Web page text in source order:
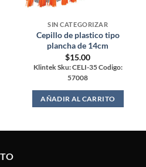
SIN CATEGORIZAR
Cepillo de plastico tipo
plancha de 14cm
$15.00
Klintek Sku: CELI-35 Codigo:
57008
AÑADIR AL CARRITO